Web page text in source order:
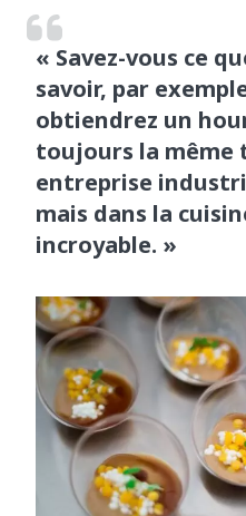
« Savez-vous ce
savoir, par
obtiendrez un
toujours la même
entreprise
mais dans la
incroyable. »